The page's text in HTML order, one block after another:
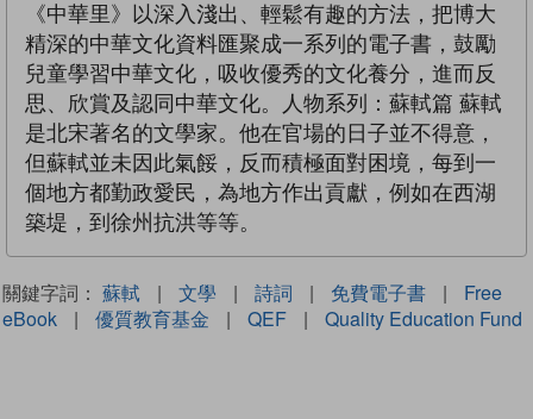
《中華里》以深入淺出、輕鬆有趣的方法，把博大
精深的中華文化資料匯聚成一系列的電子書，鼓勵
兒童學習中華文化，吸收優秀的文化養分，進而反
思、欣賞及認同中華文化。人物系列：蘇軾篇 蘇軾
是北宋著名的文學家。他在官場的日子並不得意，
但蘇軾並未因此氣餒，反而積極面對困境，每到一
個地方都勤政愛民，為地方作出貢獻，例如在西湖
築堤，到徐州抗洪等等。
關鍵字詞： 蘇軾 | 文學 | 詩詞 | 免費電子書 |
Free
eBook
| 優質教育基金 | QEF | Quality Education Fund